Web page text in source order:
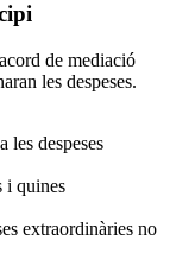
de mediació
les despeses.
les despeses
i quines
extraordinàries no